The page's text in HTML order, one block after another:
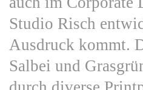
Studio Risch
Ausdruck kommt.
Salbei und